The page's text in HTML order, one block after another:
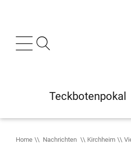
Teckbotenpokal
Home Nachrichten Kirchheim